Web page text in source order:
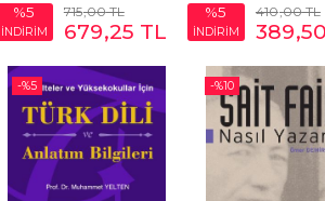
%5
İNDİRİM
715,00TL
679,25 TL
%5
İNDİRİM
410,00TL
389,50
-%5 -%10